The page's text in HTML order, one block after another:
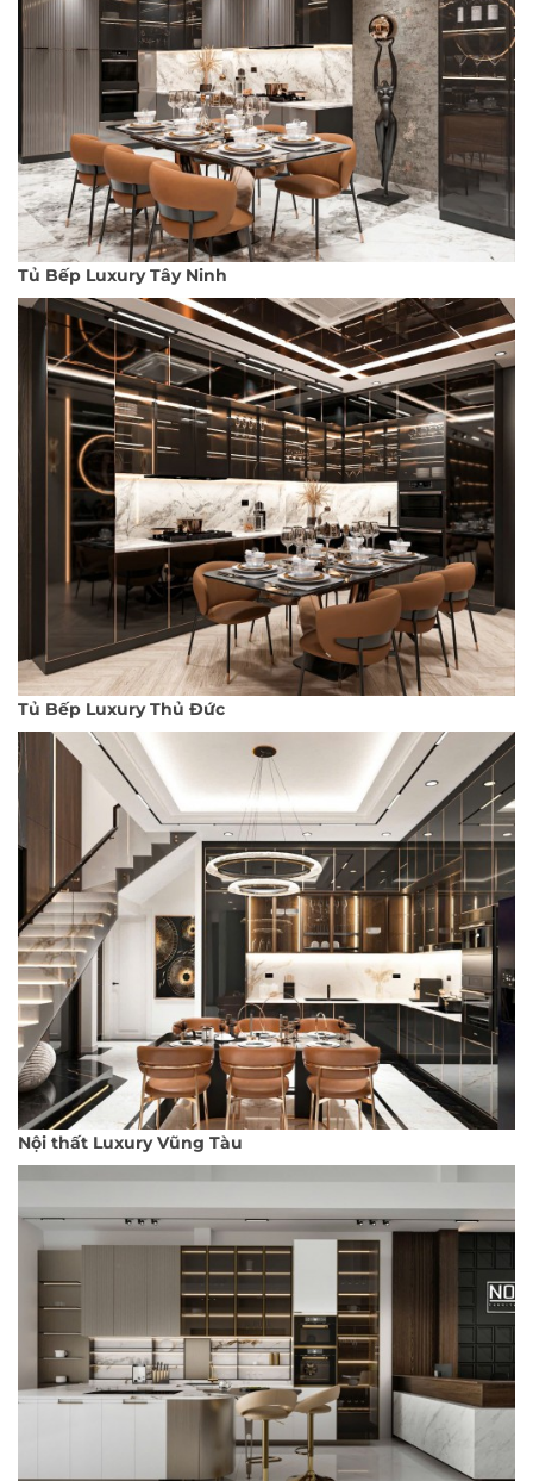
Tủ Bếp Luxury Tây Ninh
Tủ Bếp Luxury Thủ Đức
Nội thất Luxury Vũng Tàu